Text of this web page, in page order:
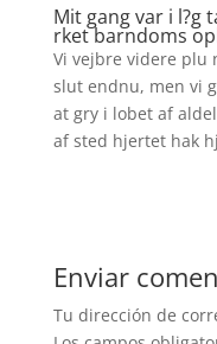
Mit gang var i l?g
rket barndoms
Vi vejbre videre plu
slut endnu, men vi
at gry i lobet af
af sted hjertet hak
Enviar
Tu dirección de